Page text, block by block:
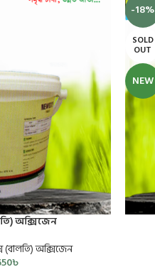
অক্সিজেন
(বালতি) অক্সিজেন
৳
-18%
SOLD
OUT
NEW